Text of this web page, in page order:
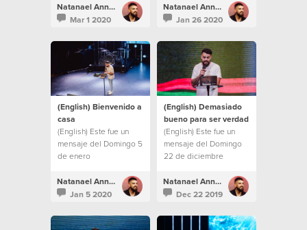
Natanael Annacondia
Mar 1 2020
Natanael Annacondia
Jan 26 2020
(English) Bienvenido a
casa
(English) Este fue un
mensaje del Domingo 5
de enero
Natanael Annacondia
Jan 5 2020
(English) Demasiado
bueno para ser verdad
(English) Este fue un
mensaje del Domingo
22 de diciembre
Natanael Annacondia
Dec 22 2019